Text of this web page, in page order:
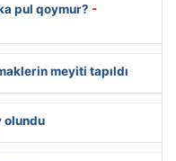
pul qoymur? -
meyiti tapıldı
olundu